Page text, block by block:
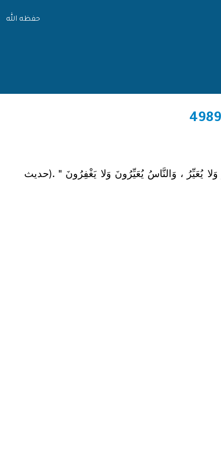
حفظه الله
يُعَيِّرُ ، وَالنَّاسُ يُعَيِّرُونَ وَلا يَغْفِرُونَ " .(حديث